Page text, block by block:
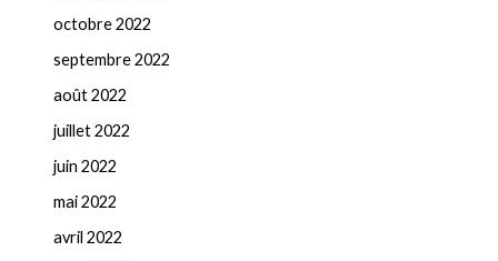
octobre 2022
septembre 2022
août 2022
juillet 2022
juin 2022
mai 2022
avril 2022